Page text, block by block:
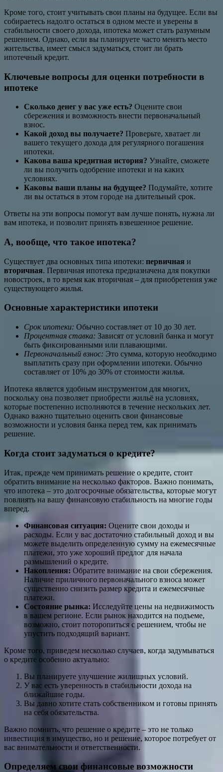
Кроме того, стоит учитывать свои планы на будущее. Если вы
собираетесь надолго остаться в одном месте и уверены в
стабильности своего дохода, ипотека может стать разумным
решением. Однако, если вы планируете часто менять место
жительства, имеет смысл задуматься, стоит ли брать
ипотечный кредит.
Ключевые вопросы для оценки потребности в
ипотеке
Сколько денег у вас уже есть? Оцените свои
сбережения и возможность внести первоначальный
взнос.
Какой доход вы получаете? Проверьте, хватает ли
вашего текущего дохода для регулярного погашения
ипотеки.
Какова ваша кредитная история? Узнайте, сможете
ли вы получить одобрение ипотеки и на каких
условиях.
Каковы ваши планы на будущее? Подумайте, хотите
ли вы остаться в этом городе на длительный срок.
Ответы на эти вопросы помогут вам лучше понять, нужна ли
вам ипотека, и позволит принять взвешенное решение.
А, вообще, что такое ипотека?
Существует два основных типа ипотеки: первичная и
вторичная. Первичная ипотека предназначена для покупки
новостроек, в то время как вторичная – для приобретения уже
существующего жилья.
Основные характеристики ипотеки
Срок ипотеки: Обычно составляет от 10 до 30 лет.
Процентная ставка: Зависят от условий банка и могут
быть фиксированными или плавающими.
Первоначальный взнос: Это сумма, которую необходимо
выплатить сразу при оформлении ипотеки. Обычно
составляет от 10% до 30% от стоимости жилья.
Ипотека является удобным инструментом для многих,
поскольку она позволяет приобрести жильё на условиях,
которые постепенно исполняются в течение нескольких лет.
Однако важно тщательно оценить свои финансовые
возможности и условия банка перед тем, как принимать
решение.
Когда стоит задуматься о кредите?
Итак, прежде чем принимать решение о кредите, стоит
обратить внимание на несколько факторов. Важно понимать,
что ипотека – это долгосрочные обязательства, которые могут
повлиять на вашу финансовую стабильность на многие годы
вперед.
Финансовая ситуация: Оцените свои доходы и
расходы. Если у вас достаточно стабильный доход и вы
можете выделить определенную сумму на ежемесячные
платежи, это уже хороший предлог для начала
размышлений о кредите.
Накопления: Обратите внимание на свои сбережения.
Наличие приличного первоначального взноса может
существенно снизить размер кредита и ежемесячные
платежи.
Состояние рынка: Исследуйте цены на недвижимость
в вашем регионе. Если рынок находится на подъеме,
возможно, стоит поторопиться с решением, чтобы не
упустить подходящий вариант.
Кроме того, приведем несколько случаев, когда задумываться
о кредите особенно актуально:
Вы планируете улучшение жилищных условий.
У вас есть уверенность в стабильности дохода на
ближайшие годы.
Вы давно хотите стать собственником и готовы принять
на себя обязательства.
Важно помнить, что решение о кредите – это не только
инвестиция в имущество, но и решение, которое потребует от
вас внимательности и ответственности.
Определяем свои финансовые возможности